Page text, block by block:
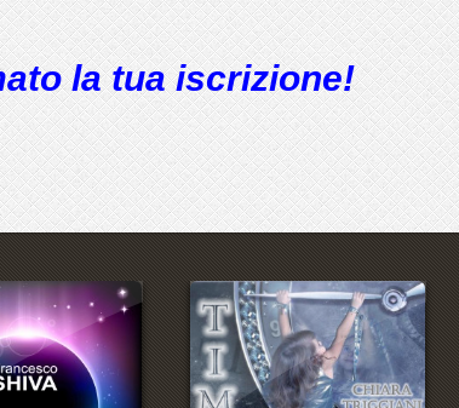
la tua iscrizione!